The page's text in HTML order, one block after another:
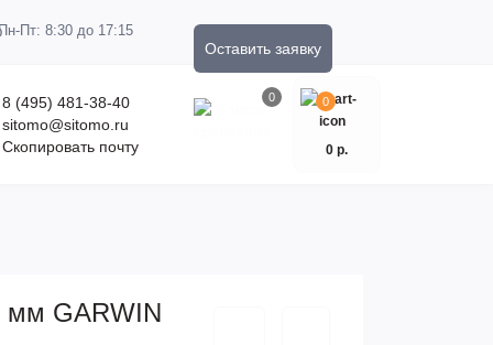
Пт: 8:30 до 17:15
Оставить заявку
8 (495) 481-38-40
sitomo@sitomo.ru
Скопировать почту
0 0
0 р.
мм GARWIN